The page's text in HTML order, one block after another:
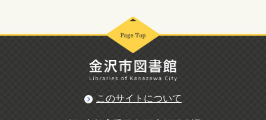
このサイトについて